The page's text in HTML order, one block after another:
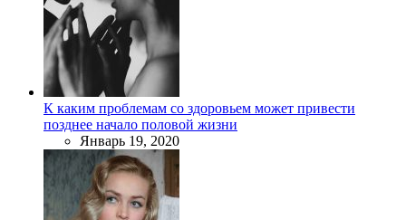
К каким проблемам со здоровьем может привести
позднее начало половой жизни
Январь 19, 2020